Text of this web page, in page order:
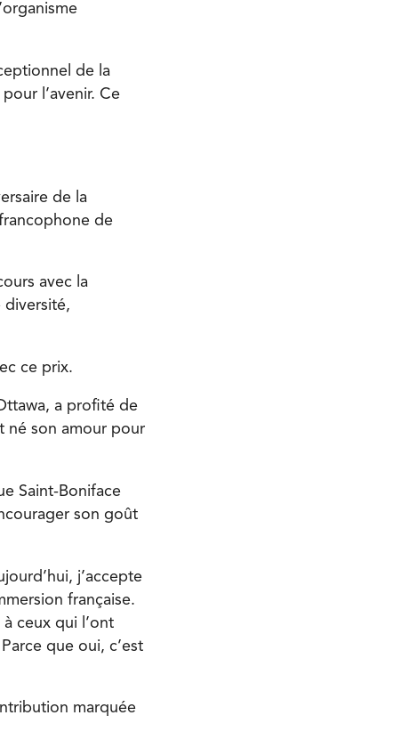
de la
l’avenir. Ce
de la
de
avec la
diversité,
ce prix.
a profité de
né son amour pour
Saint-Boniface
son goût
j’accepte
française.
ceux qui l’ont
que oui, c’est
marquée